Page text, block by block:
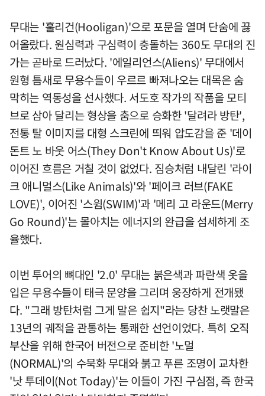
무대는 '훌리건(Hooligan)'으로 포문을 열며 단숨에 끓
어올랐다. 원심력과 구심력이 충돌하는 360도 무대의 진
가는 곧바로 드러났다. '에일리언스(Aliens)' 무대에서
원형 틈새로 무용수들이 우르르 빠져나오는 대목은 숨
막히는 역동성을 선사했다. 서도호 작가의 작품을 모티
브로 삼아 달리는 형상을 춤으로 승화한 '달려라 방탄',
전통 탈 이미지를 대형 스크린에 띄워 압도감을 준 '데이
돈트 노 바웃 어스(They Don't Know About Us)'로
이어진 흐름은 거칠 것이 없었다. 짐승처럼 내달린 '라이
크 애니멀스(Like Animals)'와 '페이크 러브(FAKE
LOVE)', 이어진 '스윔(SWIM)'과 '메리 고 라운드(Merry
Go Round)'는 몰아치는 에너지의 완급을 섬세하게 조
율했다.
이번 투어의 뼈대인 '2.0' 무대는 붉은색과 파란색 옷을
입은 무용수들이 태극 문양을 그리며 웅장하게 전개됐
다. "그래 방탄처럼 그게 말은 쉽지"라는 당찬 노랫말은
13년의 궤적을 관통하는 통쾌한 선언이었다. 특히 오직
부산을 위해 한국어 버전으로 준비한 '노멀
(NORMAL)'의 수묵화 무대와 붉고 푸른 조명이 교차한
'낫 투데이(Not Today)'는 이들이 가진 구심점, 즉 한국